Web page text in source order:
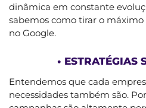
dinâmica em constante
sabemos como tirar o
no Google.
• ESTRATÉGIAS
Entendemos que cada
necessidades também são.